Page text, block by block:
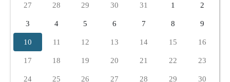
27 28 29 30 31 1 2
3 4 5 6 7 8 9
10 11 12 13 14 15 16
17 18 19 20 21 22 23
24 25 26 27 28 29 30